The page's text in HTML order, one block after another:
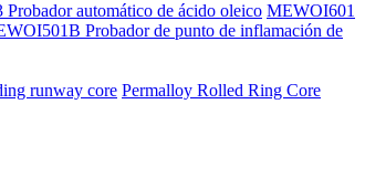
automático de ácido oleico MEWOI601
Probador de punto de inflamación de
runway core Permalloy Rolled Ring Core